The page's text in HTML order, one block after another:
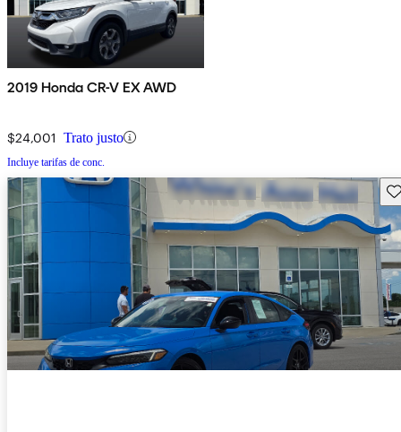
2019 Honda CR-V EX AWD
$24,001 Trato justo
Incluye tarifas de conc.